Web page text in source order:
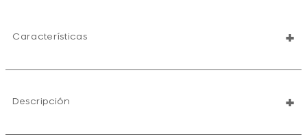
Características +
Descripción +